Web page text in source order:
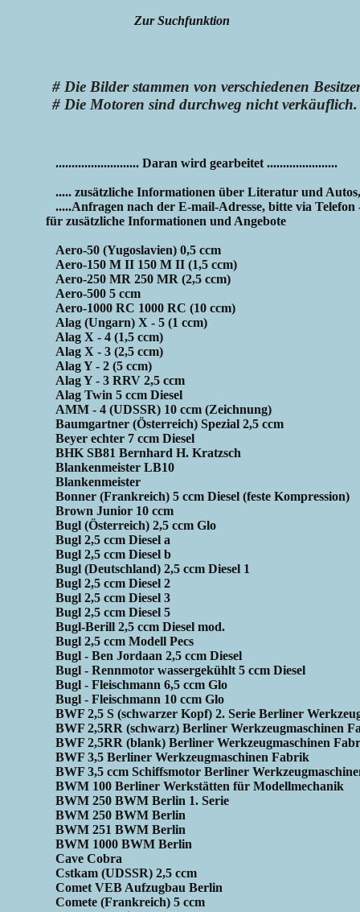
Zur Suchfunktion
# Die Bilder stammen von verschiedenen
# Die Motoren sind durchweg nicht verkäuflich.
.......................... Daran wird gearbeitet ......................
..... zusätzliche Informationen über Literatur und
.....Anfragen nach der E-mail-Adresse, bitte via
für zusätzliche Informationen und Angebote
Aero-50 (Yugoslavien) 0,5 ccm
Aero-150 M II 150 M II (1,5 ccm)
Aero-250 MR 250 MR (2,5 ccm)
Aero-500 5 ccm
Aero-1000 RC 1000 RC (10 ccm)
Alag (Ungarn) X - 5 (1 ccm)
Alag X - 4 (1,5 ccm)
Alag X - 3 (2,5 ccm)
Alag Y - 2 (5 ccm)
Alag Y - 3 RRV 2,5 ccm
Alag Twin 5 ccm Diesel
AMM - 4 (UDSSR) 10 ccm (Zeichnung)
Baumgartner (Österreich) Spezial 2,5 ccm
Beyer echter 7 ccm Diesel
BHK SB81 Bernhard H. Kratzsch
Blankenmeister LB10
Blankenmeister
Bonner (Frankreich) 5 ccm Diesel (feste Kompression)
Brown Junior 10 ccm
Bugl (Österreich) 2,5 ccm Glo
Bugl 2,5 ccm Diesel a
Bugl 2,5 ccm Diesel b
Bugl (Deutschland) 2,5 ccm Diesel 1
Bugl 2,5 ccm Diesel 2
Bugl 2,5 ccm Diesel 3
Bugl 2,5 ccm Diesel 5
Bugl-Berill 2,5 ccm Diesel mod.
Bugl 2,5 ccm Modell Pecs
Bugl - Ben Jordaan 2,5 ccm Diesel
Bugl - Rennmotor wassergekühlt 5 ccm Diesel
Bugl - Fleischmann 6,5 ccm Glo
Bugl - Fleischmann 10 ccm Glo
BWF 2,5 S (schwarzer Kopf) 2. Serie Berliner
BWF 2,5RR (schwarz) Berliner Werkzeugmaschinen
BWF 2,5RR (blank) Berliner Werkzeugmaschinen
BWF 3,5 Berliner Werkzeugmaschinen Fabrik
BWF 3,5 ccm Schiffsmotor Berliner
BWM 100 Berliner Werkstätten für Modellmechanik
BWM 250 BWM Berlin 1. Serie
BWM 250 BWM Berlin
BWM 251 BWM Berlin
BWM 1000 BWM Berlin
Cave Cobra
Cstkam (UDSSR) 2,5 ccm
Comet VEB Aufzugbau Berlin
Comete (Frankreich) 5 ccm